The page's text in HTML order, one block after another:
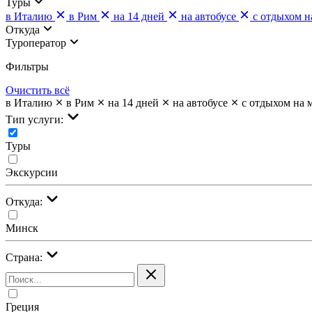
в Италию
в Рим на 14 дней на автобусе
с отдыхом
Откуда
Туроператор
Фильтры
Очистить всё
в Италию
в Рим на 14 дней на автобусе
с отдыхом на
Тип услуги:
Туры
Экскурсии
Откуда:
Минск
Страна:
Греция